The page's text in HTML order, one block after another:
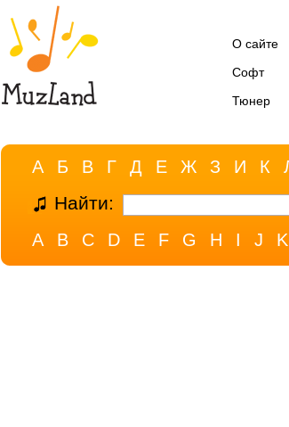
О сайте
Софт
Тюнер
А Б В Г Д Е Ж З И К
Найти:
A B C D E F G H I J K